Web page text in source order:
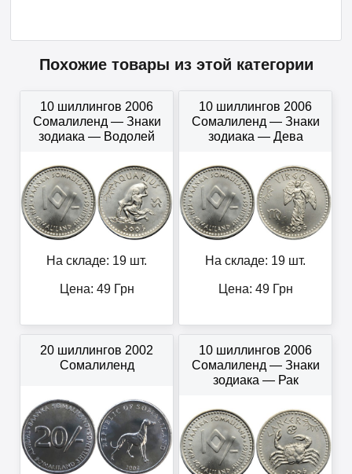
Похожие товары из этой категории
10 шиллингов 2006
Сомалиленд — Знаки
зодиака — Водолей
На складе: 19 шт.
Цена: 49Грн
10 шиллингов 2006
Сомалиленд — Знаки
зодиака — Дева
На складе: 19 шт.
Цена: 49Грн
20 шиллингов 2002
Сомалиленд
10 шиллингов 2006
Сомалиленд — Знаки
зодиака — Рак